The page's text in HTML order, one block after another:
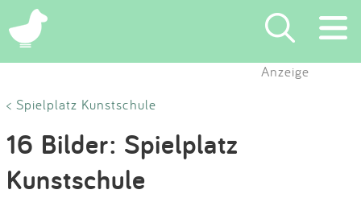
×
Suchen
Eintragen
Anzeige
< Spielplatz Kunstschule
16 Bilder: Spielplatz
Kunstschule